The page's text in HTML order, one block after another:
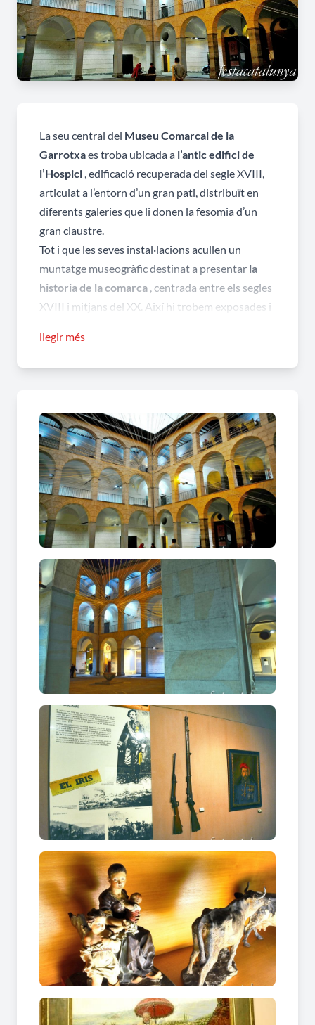
La seu central del Museu Comarcal de la
Garrotxaes troba ubicada a l’antic edifici de
l’Hospici , edificació recuperada del segle XVIII,
articulat a l’entorn d’un gran pati, distribuït en
diferents galeries que li donen la fesomia d’un
gran claustre.
Tot i que les seves instal·lacions acullen un
muntatge museogràfic destinat a presentar la
historia de la comarca , centrada entre els segles
XVIII i mitjans del XX. Així hi trobem exposades i
com poden ser aquelles derivades de
artístiques d’aquest període històric. No cal dir,
que la part més important és la que fa referència
almoviment paisatgístic de l’escola olotinaamb
representants tan destacats com els germans
Joaquim i Marià Vayreda, Modest Urgello
Josep Berga.
També hi son presents l’escultura i la pintura
exemples deMiquel Blay, Joan Llimona, Josep
ClaràoRamon Casas, de qui destaca el quadre
La Càrrega(1903).
llegir més